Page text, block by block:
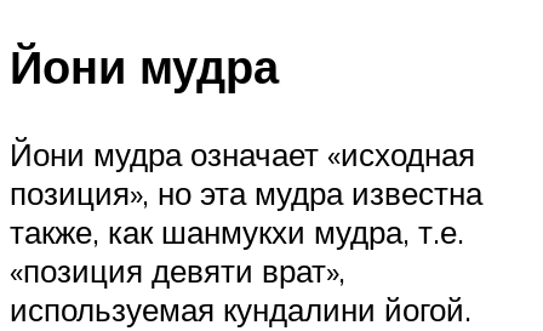
Йони мудра
Йони мудра означает «исходная
позиция», но эта мудра известна
также, как шанмукхи мудра, т.е.
«позиция девяти врат»,
используемая кундалини йогой.